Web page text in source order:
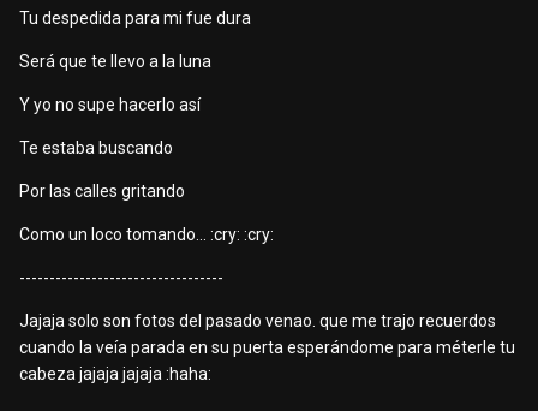
Tu despedida para mi fue dura
Será que te llevo a la luna
Y yo no supe hacerlo así
Te estaba buscando
Por las calles gritando
Como un loco tomando... :cry: :cry:
----------------------------------
Jajaja solo son fotos del pasado venao. que me trajo recuerdos
cuando la veía parada en su puerta esperándome para méterle tu
cabeza jajaja jajaja :haha: